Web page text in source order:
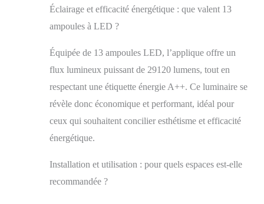
structure en métal
supérieure assurent
une longue durée de
attrayant.
UTILISATION
POLYVALENTE :
cette applique
Éclairage et efficacité énergétique : que valent 13
ampoules à LED ?
Équipée de 13 ampoules LED, l’applique offre un
flux lumineux puissant de 29120 lumens, tout en
respectant une étiquette énergie A++. Ce luminaire se
révèle donc économique et performant, idéal pour
ceux qui souhaitent concilier esthétisme et efficacité
énergétique.
Installation et utilisation : pour quels espaces est-elle
recommandée ?